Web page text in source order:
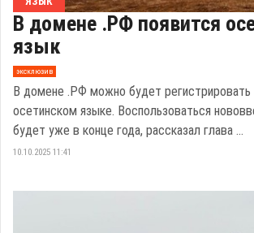
В домене .РФ появится
язык
эксклюзив
В домене .РФ можно будет регистрировать
осетинском языке. Воспользоваться
будет уже в конце года, рассказал глава ...
10.10.2025 11:41